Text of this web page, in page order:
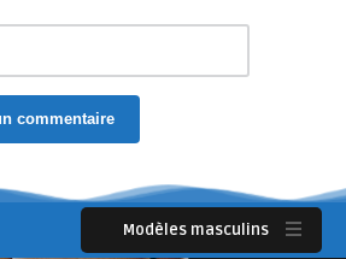
Modèles masculins